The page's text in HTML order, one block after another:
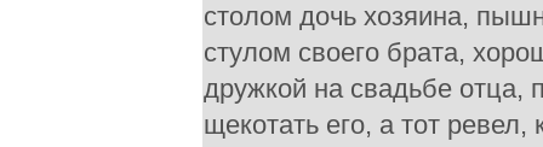
столом дочь хозяина,
стулом своего брата,
дружкой на свадьбе отца,
щекотать его, а тот ревел,